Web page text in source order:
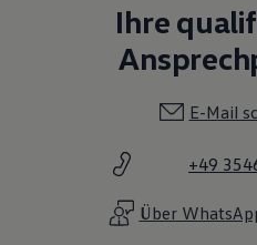
Ihre
E-Mail
+49
Über